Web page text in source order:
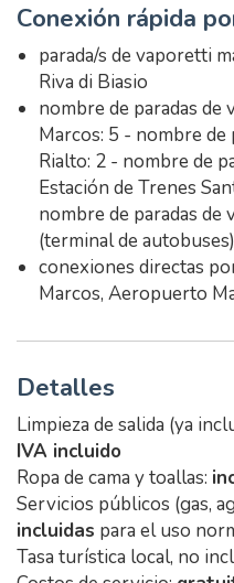
Conexión rápida
parada/s de vaporetti
Riva di Biasio
nombre de paradas de
Marcos: 5 - nombre
Rialto: 2 - nombre de
Estación de Trenes
nombre de paradas de
(terminal de
conexiones directas
Marcos, Aeropuerto
Detalles
Limpieza de salida (ya
IVA incluido
Ropa de cama y toallas:
Servicios públicos (gas,
incluidas para el uso
Tasa turística local, no